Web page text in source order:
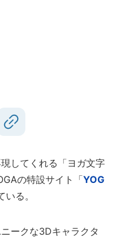
してくれる「ヨガ文字
の特設サイト「YOG
いる。
ークな3Dキャラクタ